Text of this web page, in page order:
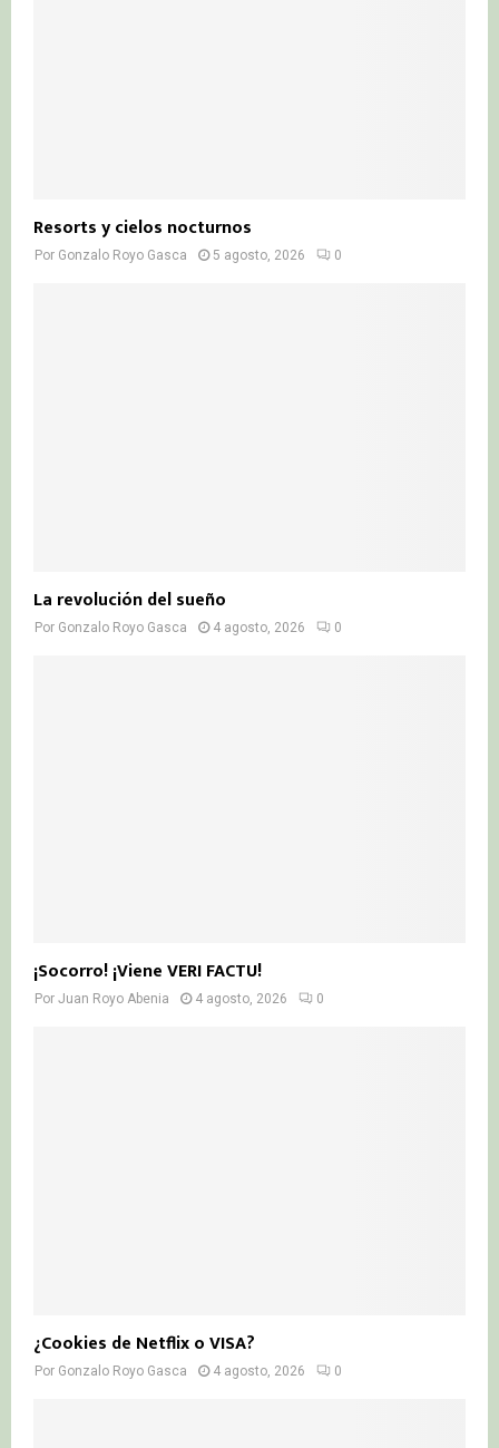
Resorts y cielos nocturnos
Por Gonzalo Royo Gasca 5 agosto, 2026 0
La revolución del sueño
Por Gonzalo Royo Gasca 4 agosto, 2026 0
¡Socorro! ¡Viene VERI FACTU!
Por Juan Royo Abenia 4 agosto, 2026 0
¿Cookies de Netflix o VISA?
Por Gonzalo Royo Gasca 4 agosto, 2026 0